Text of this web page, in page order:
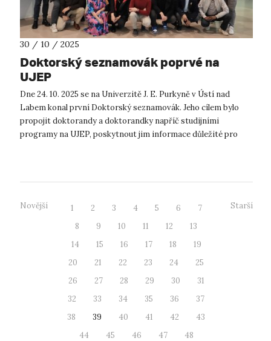
30 / 10 / 2025
Doktorský seznamovák poprvé na
UJEP
Dne 24. 10. 2025 se na Univerzitě J. E. Purkyně v Ústí nad
Labem konal první Doktorský seznamovák. Jeho cílem bylo
propojit doktorandy a doktorandky napříč studijními
programy na UJEP, poskytnout jim informace důležité pro
Novější 1 2 3 4 5 6
7
8
9 10 11 12
13
14
15 16 17 18
19
20
21 22 23 24
25
26
27 28 29 30
31
32
33 34 35 36
37
38
39 40 41 42
43
44
45 46 47
48
Starší